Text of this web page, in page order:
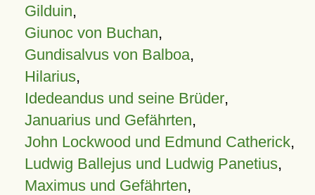
Gilduin,
Giunoc von Buchan,
Gundisalvus von Balboa,
Hilarius,
Idedeandus und seine Brüder,
Januarius und Gefährten,
John Lockwood und Edmund Catherick,
Ludwig Ballejus und Ludwig Panetius,
Maximus und Gefährten,